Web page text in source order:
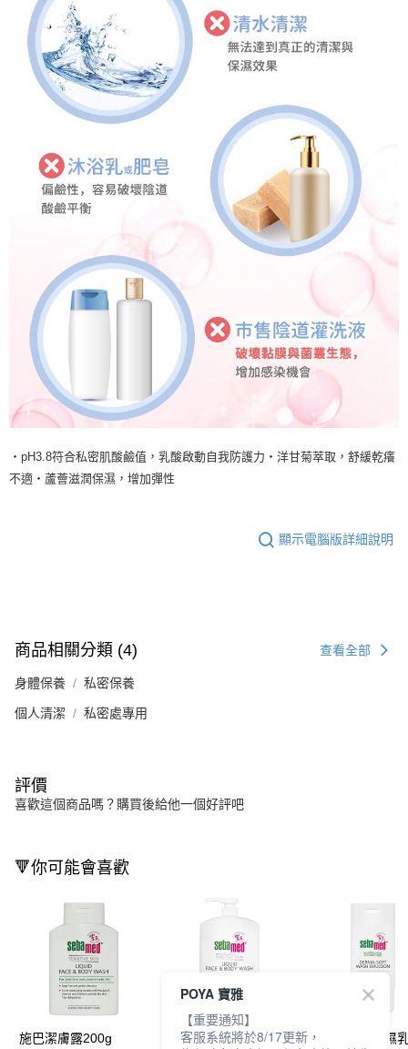
‧pH3.8符合私密肌酸鹼值，乳酸啟動自我防護力‧洋甘菊萃取，舒緩乾癢
不適‧蘆薈滋潤保濕，增加彈性
顯示電腦版詳細說明
商品相關分類 (4) 查看全部
身體保養 私密保養
個人清潔 私密處專用
評價
喜歡這個商品嗎？購買後給他一個好評吧
🔻你可能會喜歡
施巴潔膚露200g 施巴潔膚露1000ml 施巴抗乾敏保濕
POYA 寶雅
【重要通知】
客服系統將於8/17更新，